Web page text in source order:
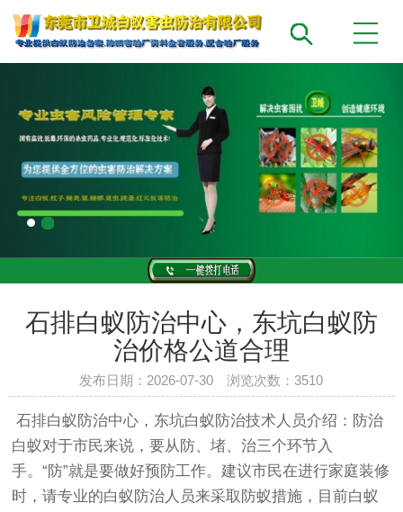
石排白蚁防治中心，东坑白蚁防
治价格公道合理
发布日期：2026-07-30 浏览次数：3510
石排白蚁防治中心 ， 东坑白蚁防治技术人员介绍：防治
白蚁对于市民来说，要从防、堵、治三个环节入
手。“防”就是要做好预防工作。建议市民在进行家庭装修
时，请专业的白蚁防治人员来采取防蚁措施，目前白蚁